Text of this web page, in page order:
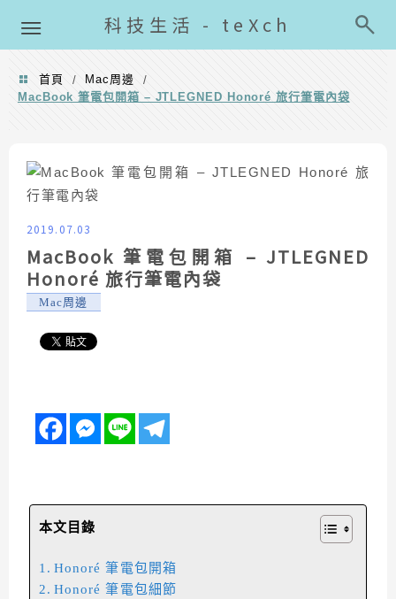
科技生活 - teXch
首頁 / Mac周邊
/
MacBook 筆電包開箱 – JTLEGNED Honoré 旅行筆電內袋
2019.07.03
MacBook 筆電包開箱 – JTLEGNED
Honoré 旅行筆電內袋
Mac周邊
本文目錄
Honoré 筆電包開箱
Honoré 筆電包細節